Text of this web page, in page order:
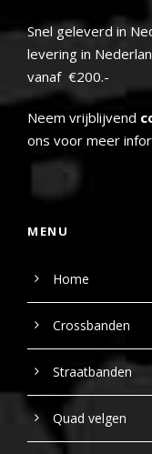
Snel geleverd in
levering in
vanaf €200.-
Neem vrijblijvend
ons voor meer
MENU
Home
Crossbanden
Straatbanden
Quad velgen